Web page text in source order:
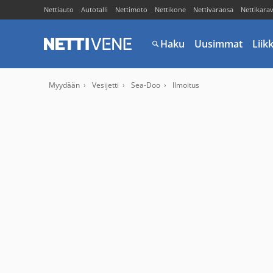
Nettiauto Autotalli Nettimoto Nettikone Nettivaraosa
Haku Uusimmat
Myydään Vesijetti Sea-Doo Ilmoitus